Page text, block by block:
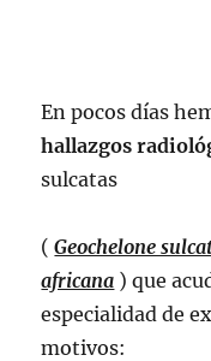
En pocos días
hallazgos
sulcatas
(Geochelone
africana ) que
especialidad de
motivos: